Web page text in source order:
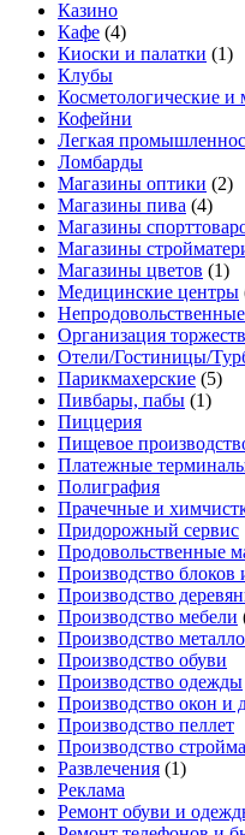
Казино
Кафе (4)
Киоски и палатки (1)
Клубы
Косметологические
Кофейни
Легкая
Ломбарды
Магазины оптики (2)
Магазины пива (4)
Магазины
Магазины
Магазины цветов (1)
Медицинские центры
Организация торжеств
Отели/Гостиницы/
Парикмахерские (5)
Пивбары, пабы (1)
Пиццерия
Пищевое
Платежные
Полиграфия
Прачечные и
Придорожный сервис
Продовольственные
Производство блоков
Производство
Производство мебели
Производство
Производство обуви
Производство одежды
Производство окон и
Производство пеллет
Производство
Развлечения (1)
Реклама
Ремонт обуви и